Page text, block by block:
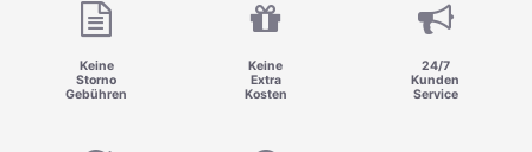
Keine
Storno
Gebühren
Keine
Extra
Kosten
24/7
Kunden
Service